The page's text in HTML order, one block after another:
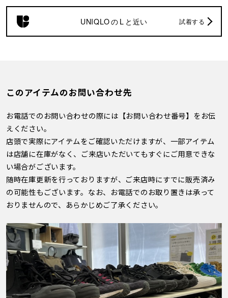
UNIQLOの L と近い 試着する
このアイテムのお問い合わせ先
お電話でのお問い合わせの際には【お問い合わせ番号】をお伝
えください。
店頭で実際にアイテムをご確認いただけますが、一部アイテム
は店舗に在庫がなく、ご来店いただいてもすぐにご用意できな
い場合がございます。
随時在庫更新を行っておりますが、ご来店時にすでに販売済み
の可能性もございます。なお、お電話でのお取り置きは承って
おりませんので、あらかじめご了承ください。